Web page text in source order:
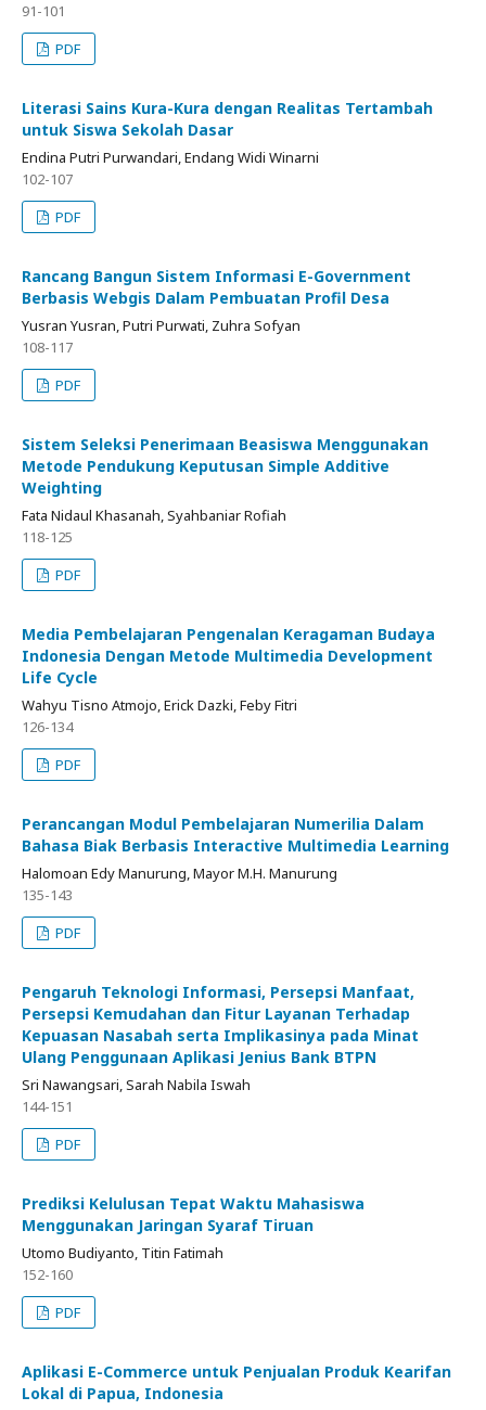
91-101
PDF
Literasi Sains Kura-Kura dengan Realitas Tertambah
untuk Siswa Sekolah Dasar
Endina Putri Purwandari, Endang Widi Winarni
102-107
PDF
Rancang Bangun Sistem Informasi E-Government
Berbasis Webgis Dalam Pembuatan Profil Desa
Yusran Yusran, Putri Purwati, Zuhra Sofyan
108-117
PDF
Sistem Seleksi Penerimaan Beasiswa Menggunakan
Metode Pendukung Keputusan Simple Additive
Weighting
Fata Nidaul Khasanah, Syahbaniar Rofiah
118-125
PDF
Media Pembelajaran Pengenalan Keragaman Budaya
Indonesia Dengan Metode Multimedia Development
Life Cycle
Wahyu Tisno Atmojo, Erick Dazki, Feby Fitri
126-134
PDF
Perancangan Modul Pembelajaran Numerilia Dalam
Bahasa Biak Berbasis Interactive Multimedia Learning
Halomoan Edy Manurung, Mayor M.H. Manurung
135-143
PDF
Pengaruh Teknologi Informasi, Persepsi Manfaat,
Persepsi Kemudahan dan Fitur Layanan Terhadap
Kepuasan Nasabah serta Implikasinya pada Minat
Ulang Penggunaan Aplikasi Jenius Bank BTPN
Sri Nawangsari, Sarah Nabila Iswah
144-151
PDF
Prediksi Kelulusan Tepat Waktu Mahasiswa
Menggunakan Jaringan Syaraf Tiruan
Utomo Budiyanto, Titin Fatimah
152-160
PDF
Aplikasi E-Commerce untuk Penjualan Produk Kearifan
Lokal di Papua, Indonesia